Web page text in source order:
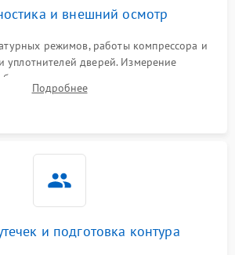
2000 ₽ Подробнее →
1000 ₽
1800 ₽
и внешний осмотр
режимов, работы компрессора и
уплотнителей дверей. Измерение
мотора, проверка термостата и
ошибок с электронного дисплея.
Подробнее
и подготовка контура